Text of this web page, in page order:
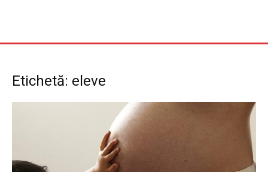
Etichetă: eleve